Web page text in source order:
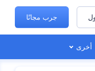
أخرى
جرب مجانًا